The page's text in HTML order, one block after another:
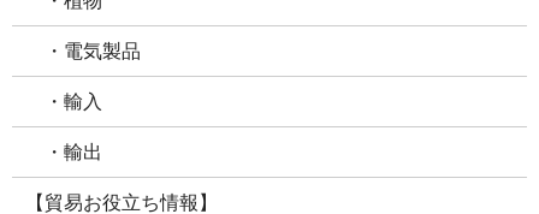
・電気製品
・輸入
・輸出
【貿易お役立ち情報】